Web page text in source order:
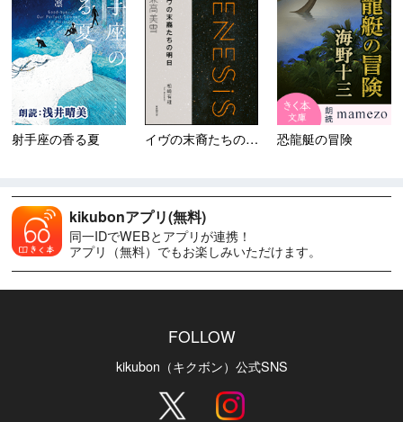
射手座の香る夏 イヴの末裔たちの明日 ＜Ｇｅ... 恐龍艇の冒険
kikubonアプリ(無料)
同一IDでWEBとアプリが連携！
アプリ（無料）でもお楽しみいただけます。
FOLLOW
kikubon（キクボン）公式SNS